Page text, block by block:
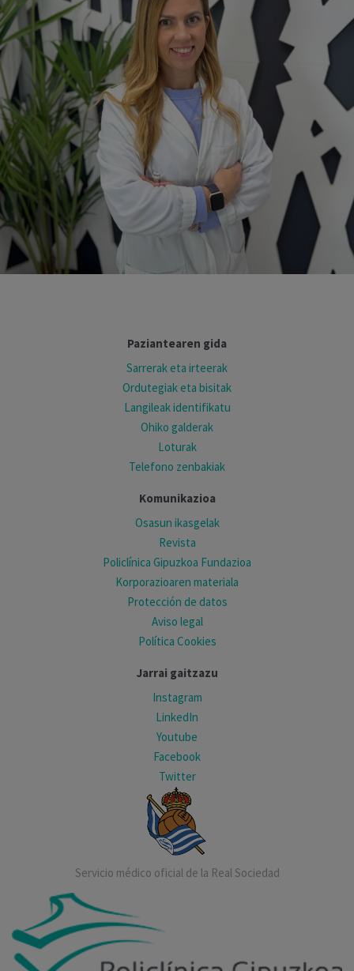
Paziantearen gida
Sarrerak eta irteerak
Ordutegiak eta bisitak
Langileak identifikatu
Ohiko galderak
Loturak
Telefono zenbakiak
Komunikazioa
Osasun ikasgelak
Revista
Policlínica Gipuzkoa Fundazioa
Korporazioaren materiala
Protección de datos
Aviso legal
Política Cookies
Jarrai gaitzazu
Instagram
LinkedIn
Youtube
Facebook
Twitter
Servicio médico oficial de la Real Sociedad